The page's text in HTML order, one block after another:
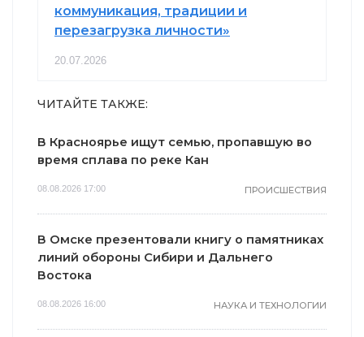
коммуникация, традиции и
перезагрузка личности»
20.07.2026
ЧИТАЙТЕ ТАКЖЕ:
В Красноярье ищут семью, пропавшую во
время сплава по реке Кан
08.08.2026 17:00 ПРОИСШЕСТВИЯ
В Омске презентовали книгу о памятниках
линий обороны Сибири и Дальнего
Востока
08.08.2026 16:00 НАУКА И ТЕХНОЛОГИИ